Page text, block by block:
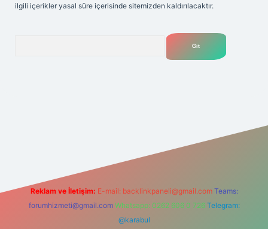
ilgili içerikler yasal süre içerisinde sitemizden kaldırılacaktır.
Reklam ve İletişim: E-mail: backlinkpaneli@gmail.com Teams:
forumhizmeti@gmail.com Whatsapp: 0262 606 0 726 Telegram:
@karabul